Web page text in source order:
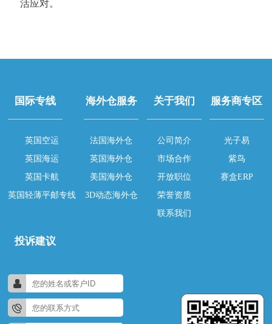
活应对。
国际专线
英国空运
英国海运
英国卡航
英国轻薄平邮专线
海外仓服务
法国海外仓
英国海外仓
美国海外仓
3D动态海外仓
关于我们
公司简介
市场合作
开放职位
荣誉资质
联系我们
服务商专区
光子易
紫鸟
赛盒ERP
投诉建议